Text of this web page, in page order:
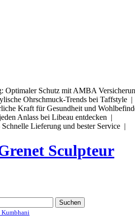
Optimaler Schutz mit AMBA
Ohrschmuck-Trends bei Taffstyle |
Kraft für Gesundheit und
Anlass bei Libeau entdecken |
Lieferung und bester Service |
Sculpteur